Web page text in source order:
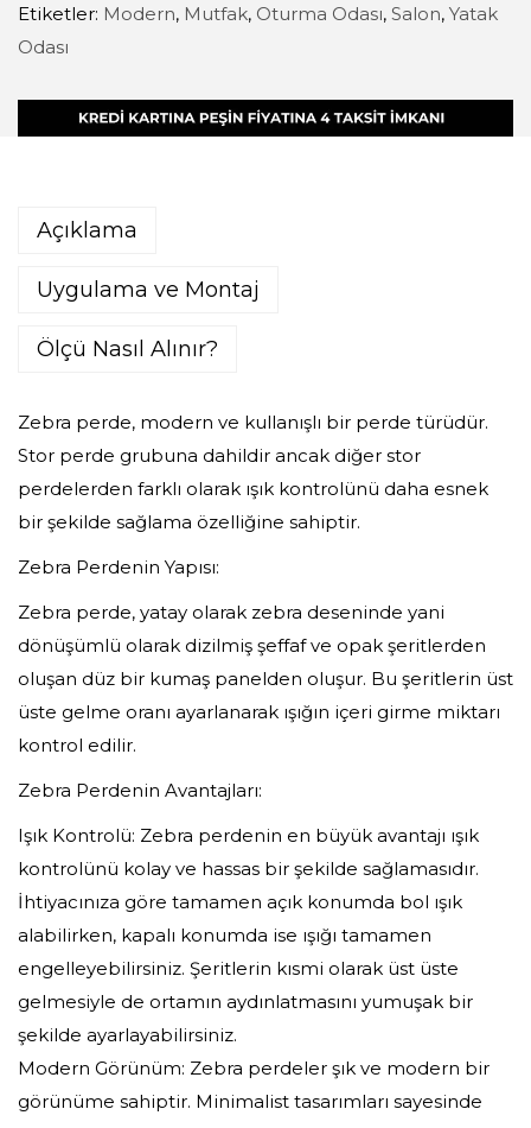
Etiketler: Modern, Mutfak, Oturma Odası, Salon, Yatak
Odası
Açıklama
Uygulama ve Montaj
Ölçü Nasıl Alınır?
Zebra perde, modern ve kullanışlı bir perde türüdür.
Stor perde grubuna dahildir ancak diğer stor
perdelerden farklı olarak ışık kontrolünü daha esnek
bir şekilde sağlama özelliğine sahiptir.
Zebra Perdenin Yapısı:
Zebra perde, yatay olarak zebra deseninde yani
dönüşümlü olarak dizilmiş şeffaf ve opak şeritlerden
oluşan düz bir kumaş panelden oluşur. Bu şeritlerin üst
üste gelme oranı ayarlanarak ışığın içeri girme miktarı
kontrol edilir.
Zebra Perdenin Avantajları:
Işık Kontrolü: Zebra perdenin en büyük avantajı ışık
kontrolünü kolay ve hassas bir şekilde sağlamasıdır.
İhtiyacınıza göre tamamen açık konumda bol ışık
alabilirken, kapalı konumda ise ışığı tamamen
engelleyebilirsiniz. Şeritlerin kısmi olarak üst üste
gelmesiyle de ortamın aydınlatmasını yumuşak bir
şekilde ayarlayabilirsiniz.
Modern Görünüm: Zebra perdeler şık ve modern bir
görünüme sahiptir. Minimalist tasarımları sayesinde